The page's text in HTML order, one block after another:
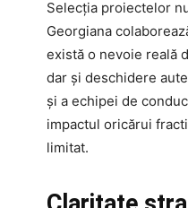
Selecția proiectelor
Georgiana
există o nevoie reală
dar și deschidere
și a echipei de
impactul oricărui
limitat.